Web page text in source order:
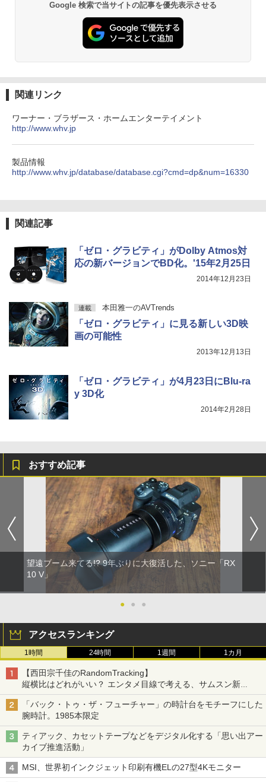
Google 検索で当サイトの記事を優先表示させる
関連リンク
ワーナー・ブラザース・ホームエンターテイメント
http://www.whv.jp
製品情報
http://www.whv.jp/database/database.cgi?cmd=dp&num=16330
関連記事
「ゼロ・グラビティ」がDolby Atmos対
応の新バージョンでBD化。'15年2月25日
2014年12月23日
連載 本田雅一のAVTrends
「ゼロ・グラビティ」に見る新しい3D映
画の可能性
2013年12月13日
「ゼロ・グラビティ」が4月23日にBlu-ra
y 3D化
2014年2月28日
おすすめ記事
望遠ブーム来てる!? 9年ぶりに大復活した、ソニー「RX
10 V」
● ● ●
アクセスランキング
1時間 24時間 1週間 1カ月
【西田宗千佳のRandomTracking】
縦横比はどれがいい？ エンタメ目線で考える、サムスン新
「Galaxy Z Fold」
「バック・トゥ・ザ・フューチャー」の時計台をモチーフにした
腕時計。1985本限定
ティアック、カセットテープなどをデジタル化する「思い出アー
カイブ推進活動」
MSI、世界初インクジェット印刷有機ELの27型4Kモニター